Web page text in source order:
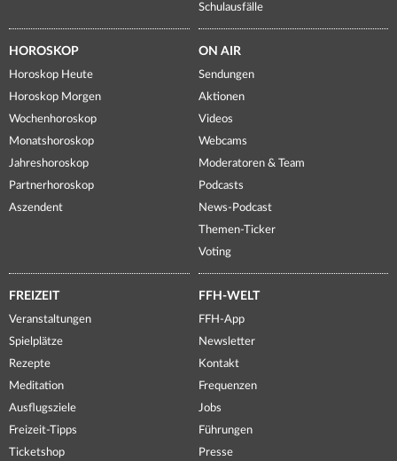
Schulausfälle
HOROSKOP
Horoskop Heute
Horoskop Morgen
Wochenhoroskop
Monatshoroskop
Jahreshoroskop
Partnerhoroskop
Aszendent
ON AIR
Sendungen
Aktionen
Videos
Webcams
Moderatoren & Team
Podcasts
News-Podcast
Themen-Ticker
Voting
FREIZEIT
Veranstaltungen
Spielplätze
Rezepte
Meditation
Ausflugsziele
Freizeit-Tipps
Ticketshop
FFH-WELT
FFH-App
Newsletter
Kontakt
Frequenzen
Jobs
Führungen
Presse